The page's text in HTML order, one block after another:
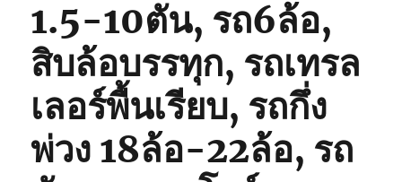
1.5-10ตัน, รถ6ล้อ,
สิบล้อบรรทุก, รถเทรล
เลอร์พื้นเรียบ, รถกึ่ง
พ่วง 18ล้อ-22ล้อ, รถ